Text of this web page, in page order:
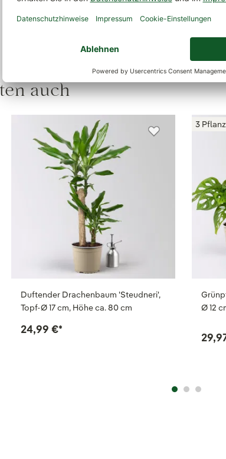
auch
Duftender Drachenbaum 'Steudneri',
Topf-Ø 17 cm, Höhe ca. 80 cm
24,99 €*
3
Ø 12